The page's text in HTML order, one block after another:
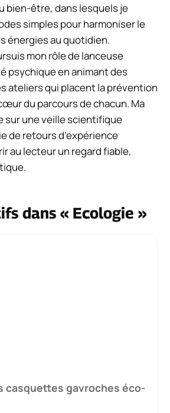
bien-être, dans lesquels je
simples pour harmoniser le
énergies au quotidien.
mon rôle de lanceuse
psychique en animant des
ateliers qui placent la prévention
du parcours de chacun. Ma
sur une veille scientifique
de retours d’expérience
au lecteur un regard fiable,
dans « Ecologie »
casquettes gavroches éco-